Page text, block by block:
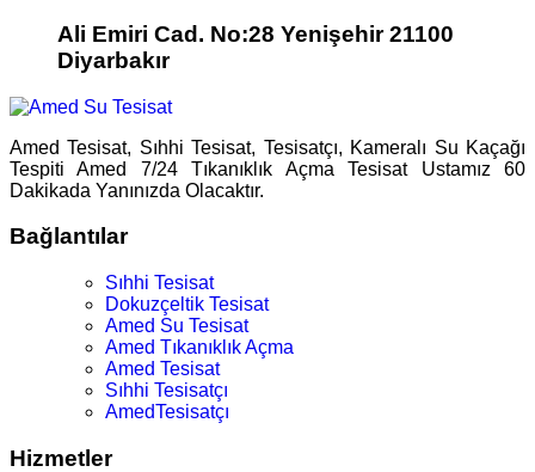
Ali Emiri Cad. No:28 Yenişehir 21100
Diyarbakır
Amed Tesisat, Sıhhi Tesisat, Tesisatçı, Kameralı Su Kaçağı
Tespiti Amed 7/24 Tıkanıklık Açma Tesisat Ustamız 60
Dakikada Yanınızda Olacaktır.
Bağlantılar
Sıhhi Tesisat
Dokuzçeltik Tesisat
Amed Su Tesisat
Amed Tıkanıklık Açma
Amed Tesisat
Sıhhi Tesisatçı
AmedTesisatçı
Hizmetler